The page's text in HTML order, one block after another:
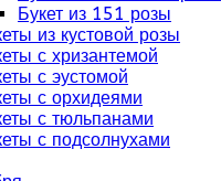
Букет из 151 розы
из кустовой розы
с хризантемой
с эустомой
с орхидеями
с тюльпанами
с подсолнухами